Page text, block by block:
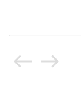
west east